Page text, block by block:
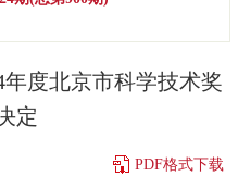
读
开 度北京市科学技术奖
定
PDF格式下载